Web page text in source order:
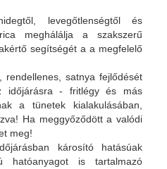
levegőtlenségtől és
meghálálja a szakszerű
segítségét a a megfelelő
satnya fejlődését
időjárásra - fritlégy és más
a tünetek kialakulásában,
Ha meggyőződött a valódi
meg!
károsító hatásúak
hatóanyagot is tartalmazó